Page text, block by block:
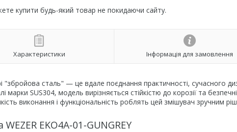
купити будь-який товар не покидаючи сайту.
Характеристики Інформація для замовлення
"збройова сталь" — це вдале поєднання практичності, сучасного
марки SUS304, модель вирізняється стійкістю до корозії та
виконання і функціональність роблять цей змішувач зручним
EKO4A-01-GUNGREY